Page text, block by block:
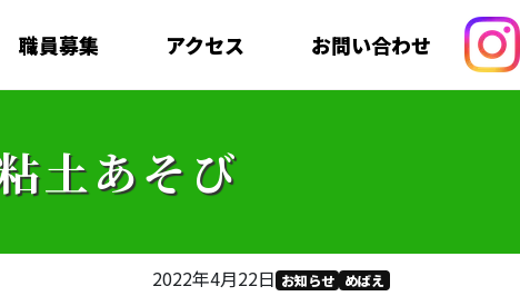
職員募集 アクセス お問い合わせ
土あそび
2022年4月22日 お知らせ めばえ